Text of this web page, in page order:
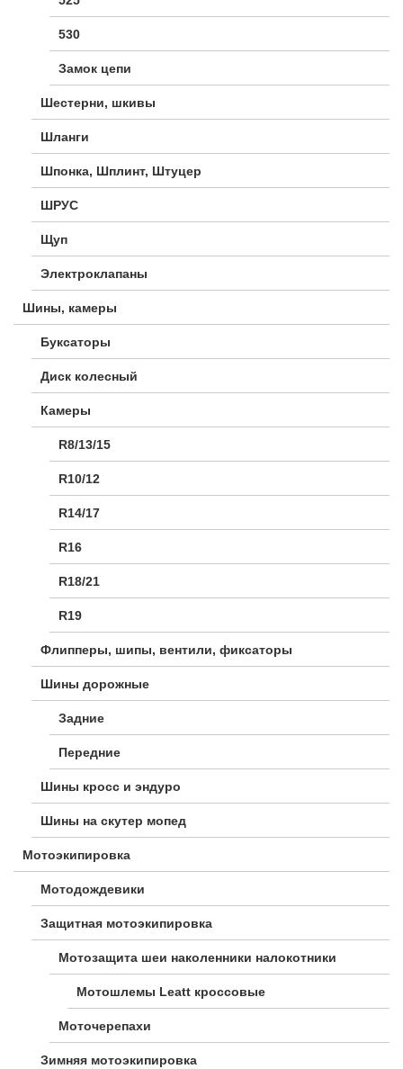
530
Замок цепи
Шестерни, шкивы
Шланги
Шпонка, Шплинт, Штуцер
ШРУС
Щуп
Электроклапаны
Шины, камеры
Буксаторы
Диск колесный
Камеры
R8/13/15
R10/12
R14/17
R16
R18/21
R19
Флипперы, шипы, вентили, фиксаторы
Шины дорожные
Задние
Передние
Шины кросс и эндуро
Шины на скутер мопед
Мотоэкипировка
Мотодождевики
Защитная мотоэкипировка
Мотозащита шеи наколенники налокотники
Мотошлемы Leatt кроссовые
Моточерепахи
Зимняя мотоэкипировка